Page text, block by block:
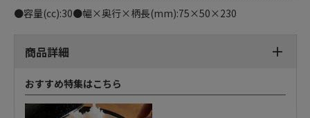
●容量(cc):30●幅×奥行×柄長(mm):75×50×230
商品詳細
おすすめ特集はこちら